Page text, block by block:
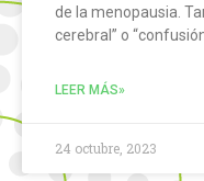
de la menopausia.
cerebral” o
LEER MÁS»
24 octubre, 2023